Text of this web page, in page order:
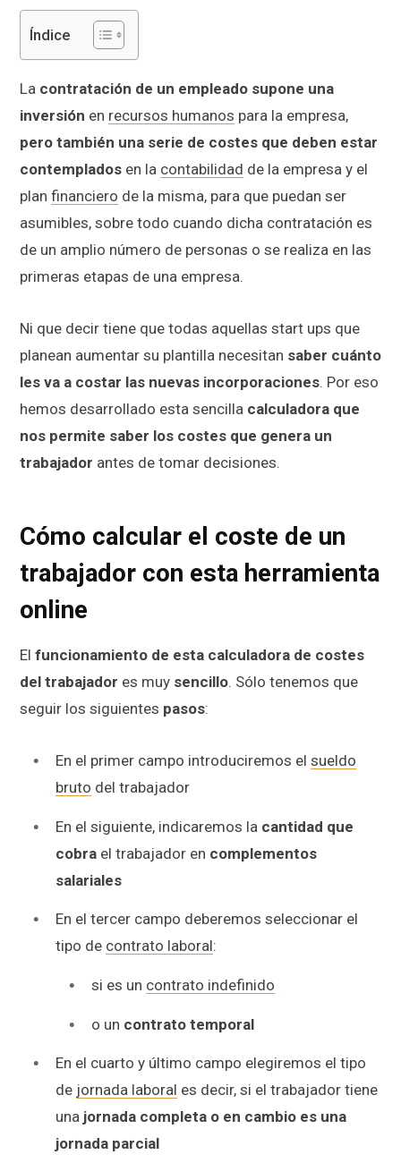
Índice
La contratación de un empleado supone una
inversión en recursos humanos para la empresa,
pero también una serie de costes que deben estar
contemplados en la contabilidad de la empresa y el
plan financiero de la misma, para que puedan ser
asumibles, sobre todo cuando dicha contratación es
de un amplio número de personas o se realiza en las
primeras etapas de una empresa.
Ni que decir tiene que todas aquellas start ups que
planean aumentar su plantilla necesitan saber cuánto
les va a costar las nuevas incorporaciones. Por eso
hemos desarrollado esta sencilla calculadora que
nos permite saber los costes que genera un
trabajador antes de tomar decisiones.
Cómo calcular el coste de un
trabajador con esta herramienta
online
El funcionamiento de esta calculadora de costes
del trabajador es muy sencillo. Sólo tenemos que
seguir los siguientes pasos:
En el primer campo introduciremos el sueldo
bruto del trabajador
En el siguiente, indicaremos la cantidad que
cobra el trabajador en complementos
salariales
En el tercer campo deberemos seleccionar el
tipo de contrato laboral:
si es un contrato indefinido
o un contrato temporal
En el cuarto y último campo elegiremos el tipo
de jornada laboral es decir, si el trabajador tiene
una jornada completa o en cambio es una
jornada parcial